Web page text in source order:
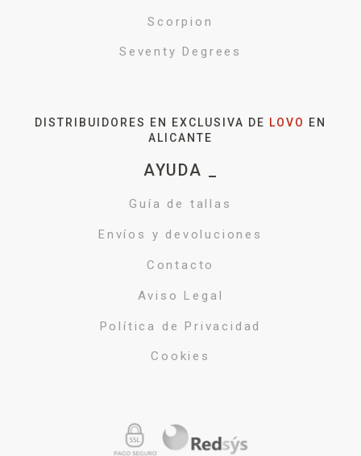
Scorpion
Seventy Degrees
DISTRIBUIDORES EN EXCLUSIVA DE LOVO
EN
ALICANTE
AYUDA _
Guía de tallas
Envíos y devoluciones
Contacto
Aviso Legal
Política de Privacidad
Cookies